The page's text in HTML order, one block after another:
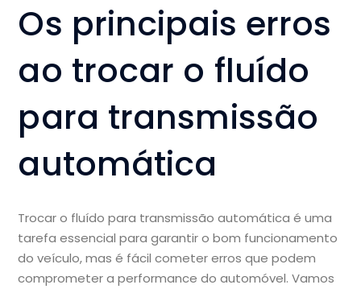
Os principais erros
ao trocar o fluído
para transmissão
automática
Trocar o fluído para transmissão automática é uma
tarefa essencial para garantir o bom funcionamento
do veículo, mas é fácil cometer erros que podem
comprometer a performance do automóvel. Vamos